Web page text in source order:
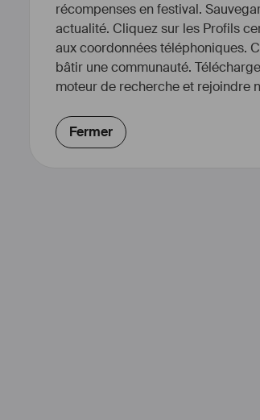
récompenses en festival.
actualité. Cliquez sur les Profils
aux coordonnées téléphoniques.
bâtir une communauté.
moteur de recherche et rejoindre
Fermer